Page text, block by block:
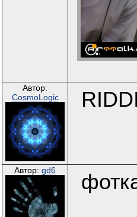
Автор:
CosmoLogic
Автор: gd6